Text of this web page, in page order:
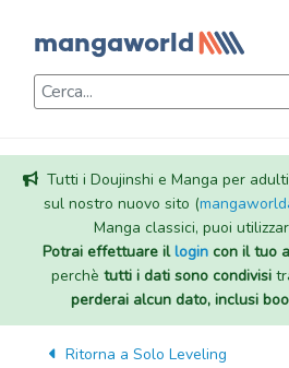
Tutti i Doujinshi e Manga per
sul nostro nuovo sito (
Manga classici, puoi
Potrai effettuare illogincon il tuo
perchè tutti i dati sono condivisi
perderai alcun dato, inclusi
Ritorna a Solo Leveling